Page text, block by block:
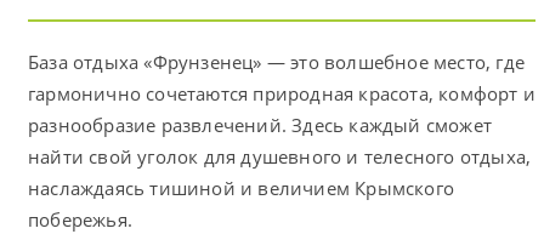
База отдыха «Фрунзенец» — это волшебное место, где
гармонично сочетаются природная красота, комфорт и
разнообразие развлечений. Здесь каждый сможет
найти свой уголок для душевного и телесного отдыха,
наслаждаясь тишиной и величием Крымского
побережья.